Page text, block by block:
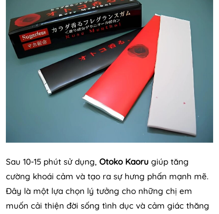
Sau 10-15 phút sử dụng, Otoko Kaoru giúp tăng
cường khoái cảm và tạo ra sự hưng phấn mạnh mẽ.
Đây là một lựa chọn lý tưởng cho những chị em
muốn cải thiện đời sống tình dục và cảm giác thăng